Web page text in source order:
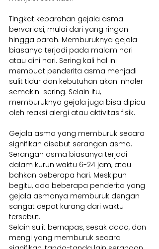
Tingkat keparahan gejala asma
bervariasi, mulai dari yang ringan
hingga parah. Memburuknya gejala
biasanya terjadi pada malam hari
atau dini hari. Sering kali hal ini
membuat penderita asma menjadi
sulit tidur dan kebutuhan akan inhaler
semakin  sering. Selain itu,
memburuknya gejala juga bisa dipicu
oleh reaksi alergi atau aktivitas fisik.
Gejala asma yang memburuk secara
signifikan disebut serangan asma.
Serangan asma biasanya terjadi
dalam kurun waktu 6-24 jam, atau
bahkan beberapa hari. Meskipun
begitu, ada beberapa penderita yang
gejala asmanya memburuk dengan
sangat cepat kurang dari waktu
tersebut.
Selain sulit bernapas, sesak dada, dan
mengi yang memburuk secara